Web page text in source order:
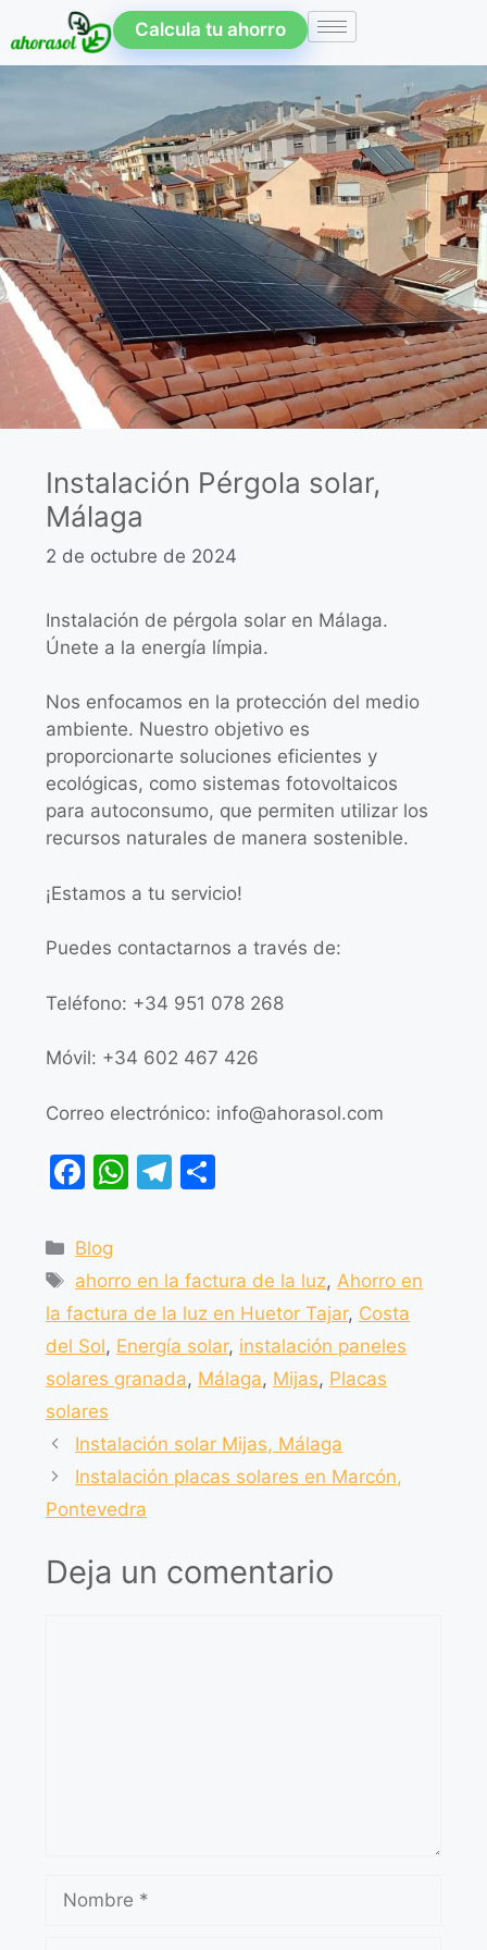
Calcula tu ahorro
Instalación Pérgola solar,
Málaga
2 de octubre de 2024
Instalación de pérgola solar en Málaga.
Únete a la energía límpia.
Nos enfocamos en la protección del medio
ambiente. Nuestro objetivo es
proporcionarte soluciones eficientes y
ecológicas, como sistemas fotovoltaicos
para autoconsumo, que permiten utilizar los
recursos naturales de manera sostenible.
¡Estamos a tu servicio!
Puedes contactarnos a través de:
Teléfono: +34 951 078 268
Móvil: +34 602 467 426
Correo electrónico: info@ahorasol.com
F
c
e
b
o
o
k
W
s
A
p
p
T
gr
a
m
p
ar
tir
Blog
ahorro en la factura de la luz,Ahorro en
la factura de la luz en Huetor Tajar, Costa
del Sol, Energía solar, instalación paneles
solares granada, Málaga, Mijas, Placas
solares
Instalación solar Mijas, Málaga
Instalación placas solares en Marcón,
Pontevedra
Deja un comentario